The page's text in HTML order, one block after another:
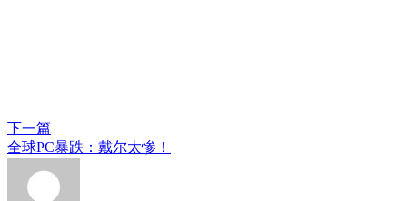
下一篇
全球PC暴跌：戴尔太惨！